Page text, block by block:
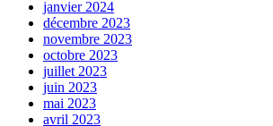
janvier 2024
décembre 2023
novembre 2023
octobre 2023
juillet 2023
juin 2023
mai 2023
avril 2023